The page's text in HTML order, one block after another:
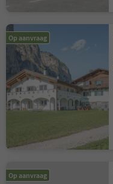
Op aanvraag
Op aanvraag